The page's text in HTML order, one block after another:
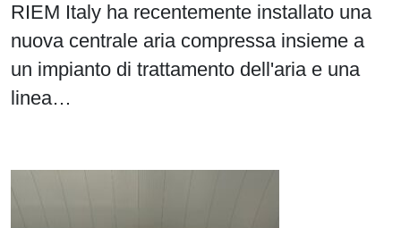
RIEM Italy ha recentemente installato una
nuova centrale aria compressa insieme a
un impianto di trattamento dell'aria e una
linea…